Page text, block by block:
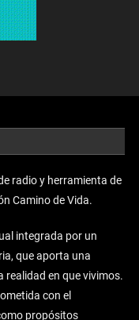
radio y herramienta de
Camino de Vida.
integrada por un
que aporta una
realidad en que vivimos.
con el
propósitos